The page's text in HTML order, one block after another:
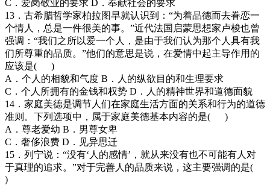
C．爱岗敬业的要求 D．奉献社会的要求
13．古希腊哲学家柏拉图早就认识到：“为着品德而去眷恋一
个情人，总是一件很美的事。”近代法国启蒙思想家卢梭也曾
强调：“我们之所以爱一个人，是由于我们认为那个人具有我
们所尊重的品质。”他们的意思是说，在爱情中起主导作用的
应该是( )
A．个人的相貌和气度 B．人的纵欲目的和生理要求
C．个人所拥有的金钱和权势 D．人的精神世界和道德面貌
14．家庭美德是调节人们在家庭生活方面的关系和行为的道德
准则。下列选项中，属于家庭美德基本内容的是( )
A．尊老爱幼 B．男尊女卑
C．奢侈浪费 D．见异思迁
15．列宁说：“没有‘人的感情’，就从来没有也不可能有人对
于真理的追求。”对于完善人的品质来说，这主要强调的是(
)